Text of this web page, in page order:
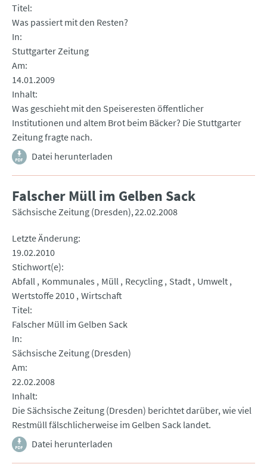
Titel
Was passiert mit den Resten?
In
Stuttgarter Zeitung
Am
14.01.2009
Inhalt
Was geschieht mit den Speiseresten öffentlicher
Institutionen und altem Brot beim Bäcker? Die Stuttgarter
Zeitung fragte nach.
Datei herunterladen
Falscher Müll im Gelben Sack
Sächsische Zeitung (Dresden) 22.02.2008
Letzte Änderung
19.02.2010
Stichwort(e)
Abfall Kommunales Müll Recycling Stadt Umwelt
Wertstoffe 2010 Wirtschaft
Titel
Falscher Müll im Gelben Sack
In
Sächsische Zeitung (Dresden)
Am
22.02.2008
Inhalt
Die Sächsische Zeitung (Dresden) berichtet darüber, wie viel
Restmüll fälschlicherweise im Gelben Sack landet.
Datei herunterladen